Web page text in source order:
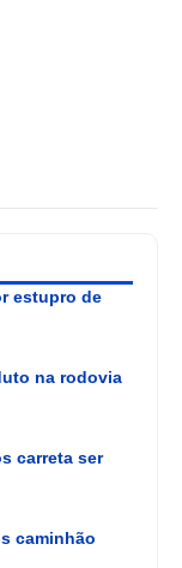
estupro de
na rodovia
carreta ser
caminhão